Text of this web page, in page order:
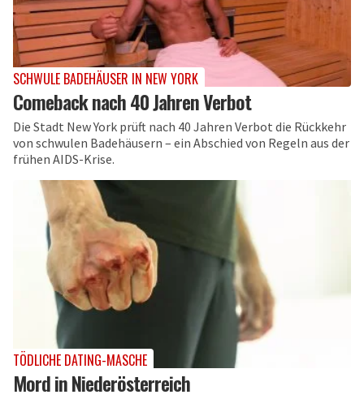
SCHWULE BADEHÄUSER IN NEW YORK
Comeback nach 40 Jahren Verbot
Die Stadt New York prüft nach 40 Jahren Verbot die Rückkehr
von schwulen Badehäusern – ein Abschied von Regeln aus der
frühen AIDS-Krise.
TÖDLICHE DATING-MASCHE
Mord in Niederösterreich